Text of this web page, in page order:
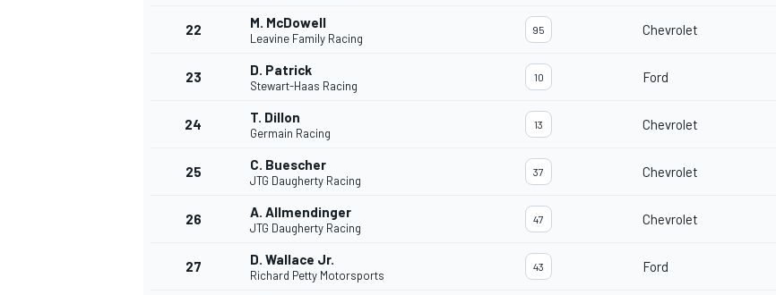
22 M. McDowell
Leavine Family Racing
95 Chevrolet
23 D. Patrick
Stewart-Haas Racing
10 Ford
24 T. Dillon
Germain Racing
13 Chevrolet
25 C. Buescher
JTG Daugherty Racing
37 Chevrolet
26 A. Allmendinger
JTG Daugherty Racing
47 Chevrolet
27 D. Wallace Jr.
Richard Petty Motorsports
43 Ford